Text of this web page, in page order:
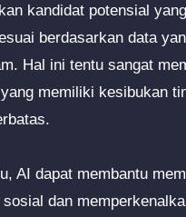
kandidat potensial
berdasarkan data
Hal ini tentu sangat
memiliki kesibukan
AI dapat membantu
sosial dan